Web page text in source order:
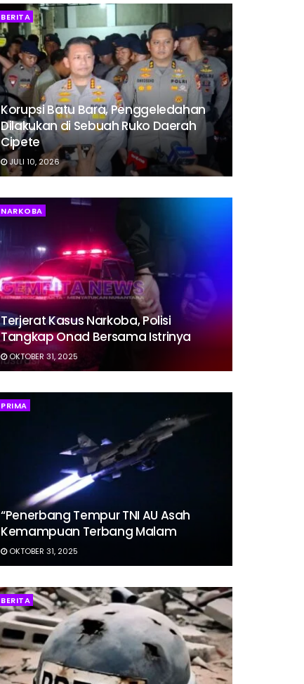
BERITA
Korupsi Batu Bara, Penggeledahan
Dilakukan di Sebuah Ruko Daerah
Cipete
JULI 10, 2026
NARKOBA
Terjerat Kasus Narkoba, Polisi
Tangkap Onad Bersama Istrinya
OKTOBER 31, 2025
PRIMA
“Penerbang Tempur TNI AU Asah
Kemampuan Terbang Malam
OKTOBER 31, 2025
BERITA